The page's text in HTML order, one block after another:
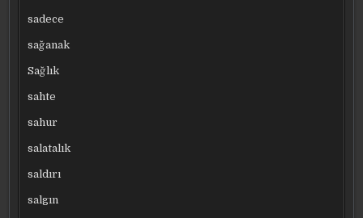
sadece
sağanak
Sağlık
sahte
sahur
salatalık
saldırı
salgın